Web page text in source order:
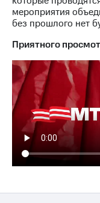
отчетность
Контакты
Новости
регионе
и акционерам
управление
секретарь
мероприятия
без прошлого нет
Приятного